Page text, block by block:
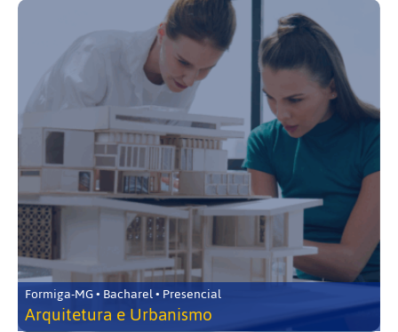
Formiga-MG • Bacharel • Presencial
Arquitetura e Urbanismo